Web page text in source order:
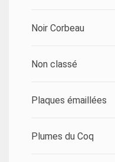
Noir Corbeau
Non classé
Plaques émaillées
Plumes du Coq